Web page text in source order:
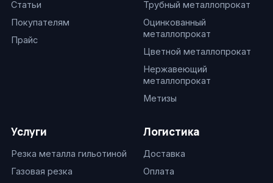
Статьи
Покупателям
Прайс
Трубный металлопрокат
Оцинкованный
металлопрокат
Цветной металлопрокат
Нержавеющий
металлопрокат
Метизы
Услуги
Резка металла гильотиной
Газовая резка
Логистика
Доставка
Оплата